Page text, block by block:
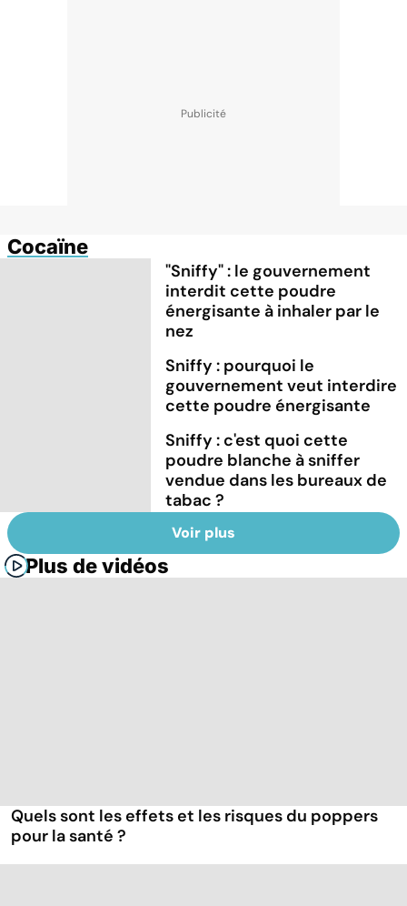
Cocaïne
"Sniffy" : le gouvernement
interdit cette poudre
énergisante à inhaler par le
nez
Sniffy : pourquoi le
gouvernement veut interdire
cette poudre énergisante
Sniffy : c'est quoi cette
poudre blanche à sniffer
vendue dans les bureaux de
tabac ?
Voir plus
Plus de vidéos
Quels sont les effets et les risques du poppers
pour la santé ?